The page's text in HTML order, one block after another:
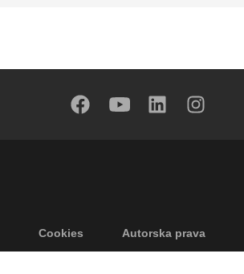
Cookies Autorska prava